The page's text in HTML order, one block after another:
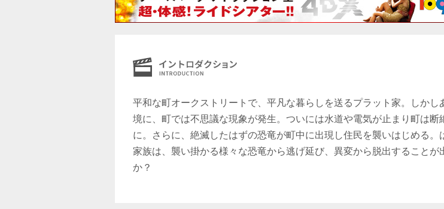
平和な町オークストリートで、平凡な暮らしを送るプラット家。しかし
境に、町では不思議な現象が発生。ついには水道や電気が止まり町は断
に。さらに、絶滅したはずの恐竜が町中に出現し住民を襲いはじめる。
家族は、襲い掛かる様々な恐竜から逃げ延び、異変から脱出することが
か？